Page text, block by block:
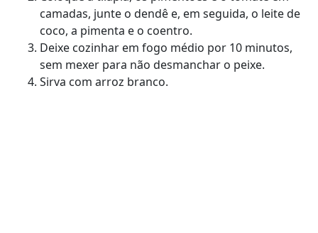
camadas, junte o dendê e, em seguida, o leite de
coco, a pimenta e o coentro.
Deixe cozinhar em fogo médio por 10 minutos,
sem mexer para não desmanchar o peixe.
Sirva com arroz branco.